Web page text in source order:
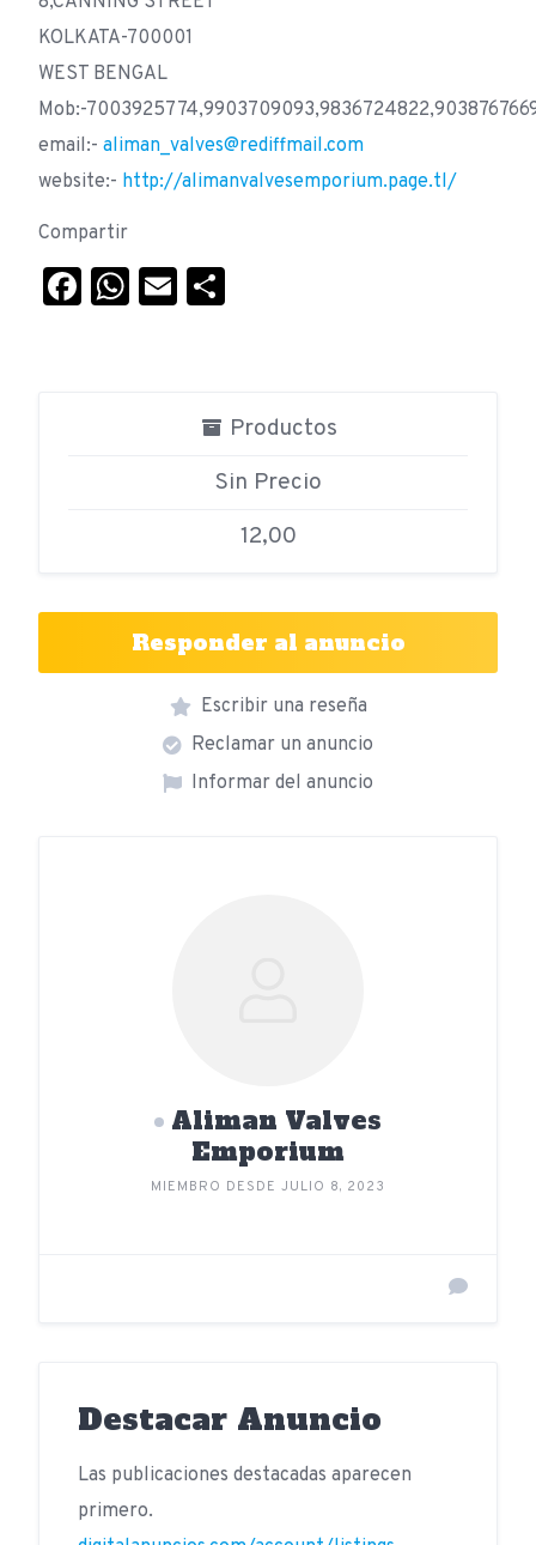
KOLKATA-700001
WEST BENGAL
Mob:-
email:- aliman_valves@rediffmail.com
website:- http://alimanvalvesemporium.page.tl/
Compartir
Facebook
WhatsApp
Email
Productos
Sin Precio
12,00
Responder al anuncio
Escribir una reseña
Reclamar un anuncio
Informar del anuncio
Aliman Valves
Emporium
MIEMBRO DESDE JULIO 8, 2023
Destacar Anuncio
Las publicaciones destacadas aparecen
primero.